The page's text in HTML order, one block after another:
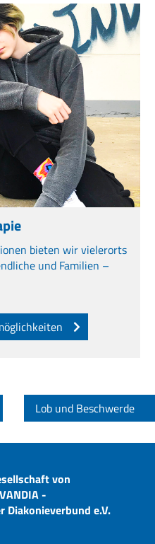
bieten wir vielerorts
und Familien –
Lob und Beschwerde
von
-
Diakonieverbund e.V.